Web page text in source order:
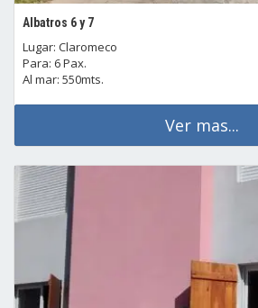
Albatros 6 y 7
Lugar: Claromeco
Para: 6 Pax.
Al mar: 550mts.
Ver mas...